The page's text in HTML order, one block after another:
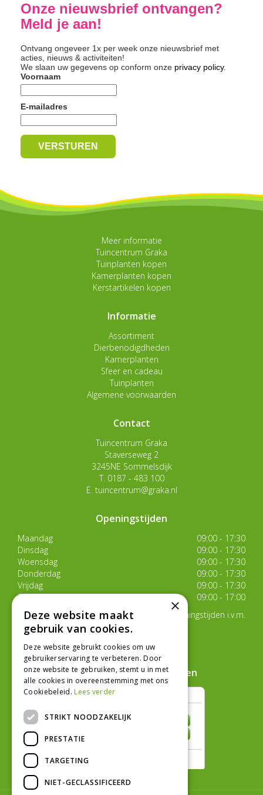
Onze nieuwsbrief ontvangen?
Meld je aan!
Ontvang ongeveer 1x per week onze nieuwsbrief met
acties, nieuws & activiteiten!
We slaan uw gegevens op conform onze privacy policy.
Voornaam
E-mailadres
Meer informatie
Tuincentrum Graka
Tuinplanten kopen
Kamerplanten kopen
Kerstartikelen kopen
Informatie
Assortiment
Dierbenodigdheden
Kamerplanten
Sfeer en cadeau
Tuinplanten
Algemene voorwaarden
Contact
Tuincentrum Graka
Staverseweg 2
3245NE Sommelsdijk
T. 0187 - 483 100
E. tuincentrum@graka.nl
Openingstijden
Maandag
09:00 - 17:30
Dinsdag
09:00 - 17:30
Woensdag
09:00 - 17:30
Donderdag
09:00 - 17:30
Vrijdag
09:00 - 17:30
Zaterdag
09:00 - 17:00
Van 17 juli t/m 29 augustus aangepaste openingstijden i.v.m.
de zomervakantie
Toon alle openingstijden
Hoe klanten ons beoordelen
×
Deze website maakt
gebruik van cookies.
Deze website gebruikt cookies om uw
gebruikerservaring te verbeteren. Door
onze website te gebruiken, stemt u in met
alle cookies in overeenstemming met ons
Cookiebeleid. Lees verder
STRIKT NOODZAKELIJK
PRESTATIE
TARGETING
NIET-GECLASSIFICEERD